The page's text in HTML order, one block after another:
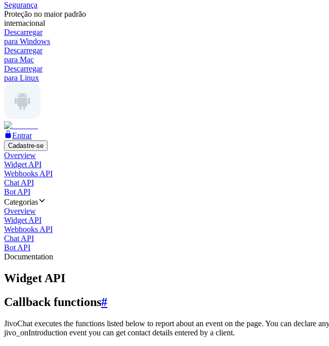
Segurança
Proteção no maior padrão
internacional
Descarregar
para Windows
Descarregar
para Mac
Descarregar
para Linux
Entrar
Cadastre-se
Overview
Widget API
Webhooks API
Chat API
Bot API
Categorias
Overview
Widget API
Webhooks API
Chat API
Bot API
Documentation
Widget API
Callback functions#
JivoChat executes the functions listed below to report about an event on the page. You can declare
jivo_onIntroduction event you can get contact details entered by a client.